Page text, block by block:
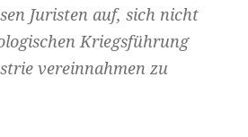
Juristen auf, sich nicht
Kriegsführung
vereinnahmen zu